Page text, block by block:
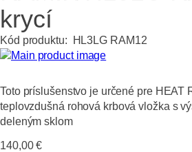
krycí
Kód produktu: HL3LG RAM12
Toto príslušenstvo je určené pre HEAT
teplovzdušná rohová krbová vložka s
deleným sklom
140,00€